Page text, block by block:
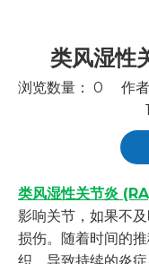
类风湿性
浏览数量： 0 作者
类风湿性关节炎
影响关节，如果不
损伤。随着时间的